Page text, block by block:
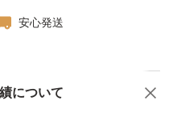
安心発送
について商品への質問